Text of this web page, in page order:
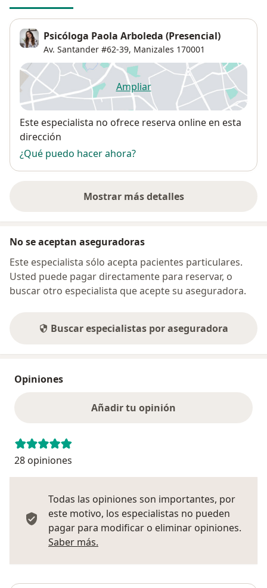
Psicóloga Paola Arboleda (Presencial)
Av. Santander #62-39, Manizales 170001
Ampliarse abre en una nueva
Disponibilidad
Este especialista no ofrece reserva online en esta
dirección
¿Qué puedo hacer ahora?
Mostrar más detalles
sobre la dirección
No se aceptan aseguradoras
Este especialista sólo acepta pacientes particulares.
Usted puede pagar directamente para reservar, o
buscar otro especialista que acepte su aseguradora.
Buscar especialistas por aseguradora
Opiniones
Añadir tu opinión
28 opiniones
Todas las opiniones son importantes, por
este motivo, los especialistas no pueden
pagar para modificar o eliminar opiniones.
Saber más.